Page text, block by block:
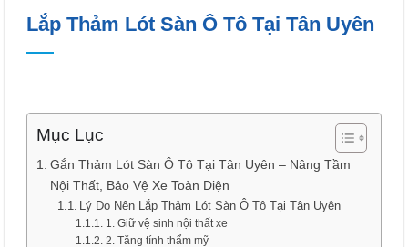
Lắp Thảm Lót Sàn Ô Tô Tại Tân Uyên
Mục Lục
Gắn Thảm Lót Sàn Ô Tô Tại Tân Uyên – Nâng Tầm
Nội Thất, Bảo Vệ Xe Toàn Diện
Lý Do Nên Lắp Thảm Lót Sàn Ô Tô Tại Tân Uyên
1. Giữ vệ sinh nội thất xe
2. Tăng tính thẩm mỹ